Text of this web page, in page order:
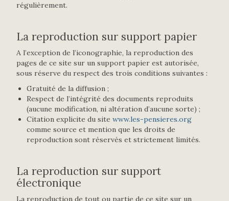
régulièrement.
La reproduction sur support papier
A l’exception de l’iconographie, la reproduction des
pages de ce site sur un support papier est autorisée,
sous réserve du respect des trois conditions suivantes :
Gratuité de la diffusion ;
Respect de l’intégrité des documents reproduits
(aucune modification, ni altération d’aucune sorte) ;
Citation explicite du site www.les-pensieres.org
comme source et mention que les droits de
reproduction sont réservés et strictement limités.
La reproduction sur support
électronique
La reproduction de tout ou partie de ce site sur un